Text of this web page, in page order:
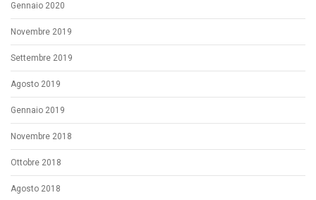
Gennaio 2020
Novembre 2019
Settembre 2019
Agosto 2019
Gennaio 2019
Novembre 2018
Ottobre 2018
Agosto 2018